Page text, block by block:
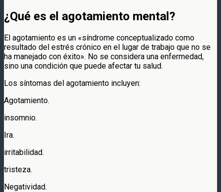
¿Qué es el agotamiento mental?
El agotamiento es un «síndrome conceptualizado como
resultado del estrés crónico en el lugar de trabajo que no se
ha manejado con éxito». No se considera una enfermedad,
sino una condición que puede afectar tu salud.
Los síntomas del agotamiento incluyen:
Agotamiento.
insomnio.
Ira.
irritabilidad.
tristeza.
Negatividad.